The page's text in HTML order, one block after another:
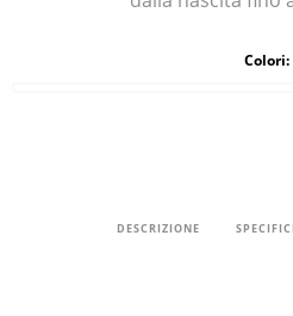
Colori:
DESCRIZIONE